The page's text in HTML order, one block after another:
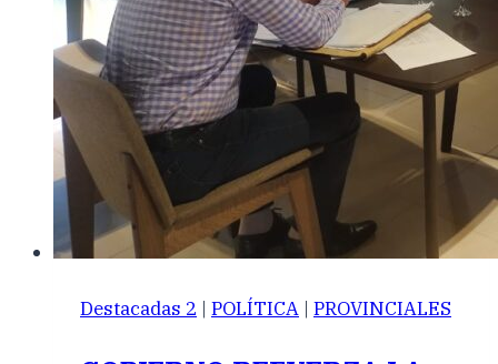
Destacadas 2 | POLÍTICA | PROVINCIALES